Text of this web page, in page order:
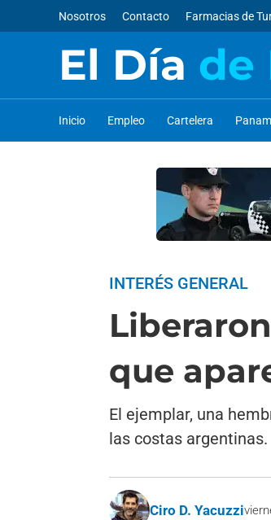
Nosotros Contacto Farmacias de
El Día de
Inicio Empleo Cartelera
INTERÉS GENERAL
que
El ejemplar, una
las costas argentinas.
Ciro D. Yacuzzi